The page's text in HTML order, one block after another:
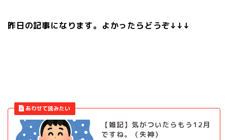
昨日の記事になります。よかったらどうぞ↓↓↓
【雑記】気がついたらもう12月
ですね。（失神）